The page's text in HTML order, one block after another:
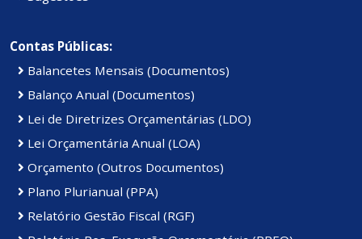
Contas Públicas:
Balancetes Mensais (Documentos)
Balanço Anual (Documentos)
Lei de Diretrizes Orçamentárias (LDO)
Lei Orçamentária Anual (LOA)
Orçamento (Outros Documentos)
Plano Plurianual (PPA)
Relatório Gestão Fiscal (RGF)